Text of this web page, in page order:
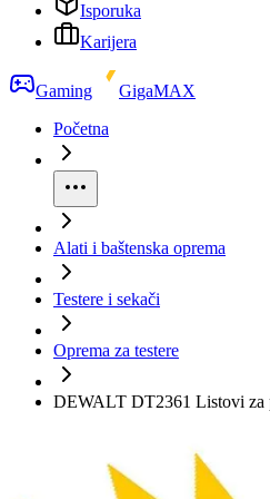
Isporuka
Karijera
Gaming
GigaMAX
Početna
Alati i baštenska oprema
Testere i sekači
Oprema za testere
DEWALT DT2361 Listovi za